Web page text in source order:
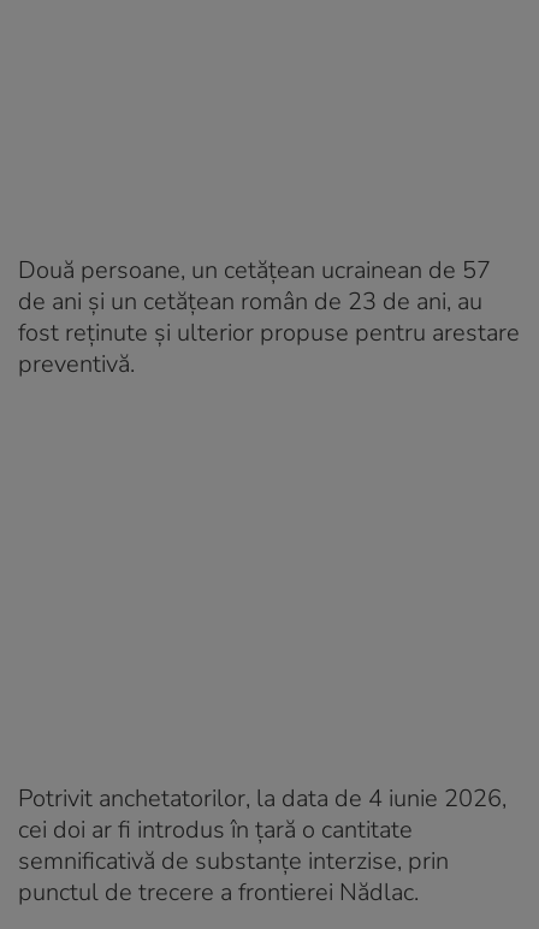
Două persoane, un cetățean ucrainean de 57
de ani și un cetățean român de 23 de ani, au
fost reținute și ulterior propuse pentru arestare
preventivă.
Potrivit anchetatorilor, la data de 4 iunie 2026,
cei doi ar fi introdus în țară o cantitate
semnificativă de substanțe interzise, prin
punctul de trecere a frontierei Nădlac.